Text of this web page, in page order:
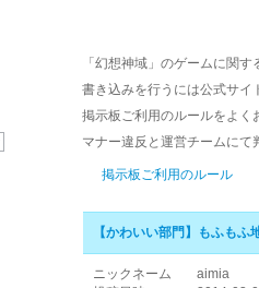
「幻想神域」のゲームに関
書き込みを行うには公式サイ
掲示板ご利用のルールをよ
マナー違反と運営チームに
掲示板ご利用のルール
【かわいい部門】もふもふ
ニックネーム
aimia